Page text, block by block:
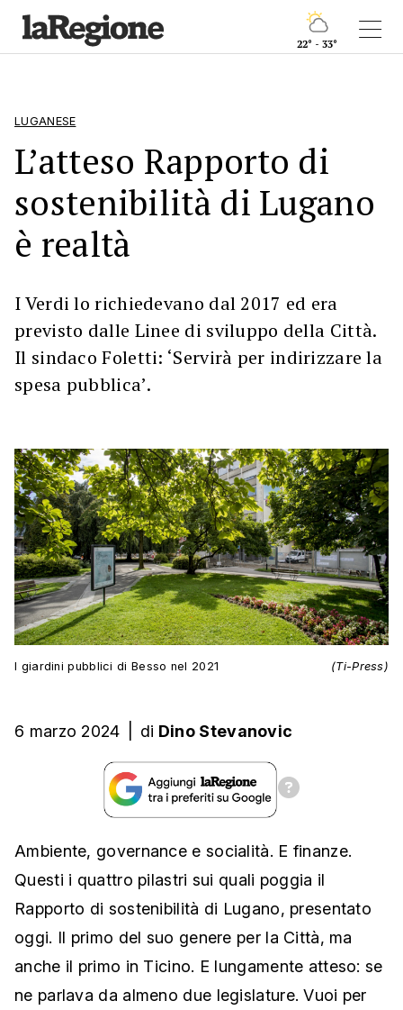
22° - 33°
LUGANESE
L’atteso Rapporto di
sostenibilità di Lugano
è realtà
I Verdi lo richiedevano dal 2017 ed era
previsto dalle Linee di sviluppo della Città.
Il sindaco Foletti: ‘Servirà per indirizzare la
spesa pubblica’.
I giardini pubblici di Besso nel 2021 (Ti-Press)
6 marzo 2024 di Dino Stevanovic
Ambiente, governance e socialità. E finanze.
Questi i quattro pilastri sui quali poggia il
Rapporto di sostenibilità di Lugano, presentato
oggi. Il primo del suo genere per la Città, ma
anche il primo in Ticino. E lungamente atteso: se
ne parlava da almeno due legislature. Vuoi per